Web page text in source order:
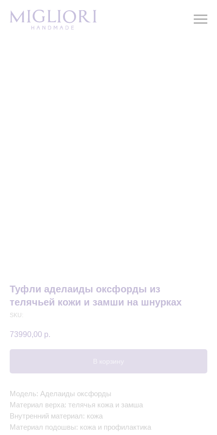
Туфли аделаиды оксфорды из
телячьей кожи и замши на шнурках
SKU:
73990,00 р.
В корзину
Модель: Аделаиды оксфорды
Материал верха: телячья кожа и замша
Внутренний материал: кожа
Материал подошвы: кожа и профилактика